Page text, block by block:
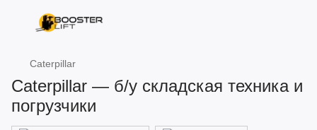
Caterpillar
Caterpillar — б/у складская техника и
погрузчики